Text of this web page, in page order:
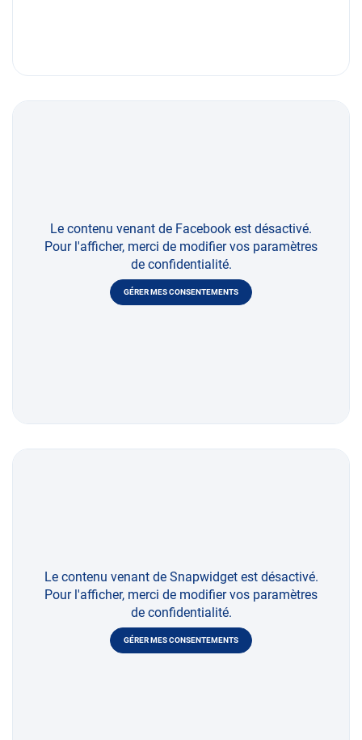
Le contenu venant de Facebook est désactivé.
Pour l'afficher, merci de modifier vos paramètres
de confidentialité.
GÉRER MES CONSENTEMENTS
Le contenu venant de Snapwidget est désactivé.
Pour l'afficher, merci de modifier vos paramètres
de confidentialité.
GÉRER MES CONSENTEMENTS